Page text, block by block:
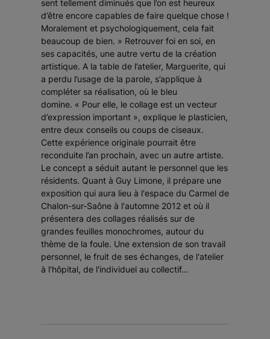
sent tellement diminués que l’on est heureux
d’être encore capables de faire quelque chose !
Moralement et psychologiquement, cela fait
beaucoup de bien. » Retrouver foi en soi, en
ses capacités, une autre vertu de la création
artistique. A la table de l’atelier, Marguerite, qui
a perdu l’usage de la parole, s’applique à
compléter sa réalisation, où le bleu
domine. « Pour elle, le collage est un vecteur
d’expression important », explique le plasticien,
entre deux conseils ou coups de ciseaux.
Cette expérience originale pourrait être
reconduite l’an prochain, avec un autre artiste.
Le concept a séduit autant le personnel que les
résidents. Quant à Guy Limone, il prépare une
exposition qui aura lieu à l'espace du Carmel de
Chalon-sur-Saône à l'automne 2012 et où il
présentera des collages réalisés sur de
grandes feuilles monochromes, autour du
thème de la foule. Une extension de son travail
personnel, le fruit de ses échanges, de l'atelier
à l'hôpital, de l'individuel au collectif…